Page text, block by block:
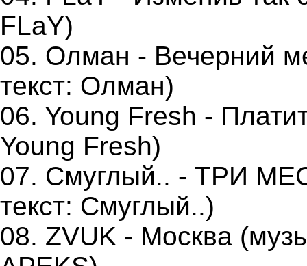
FLaY)
05. Олман - Вечерний
текст: Олман)
06. Young Fresh -
Young Fresh)
07. Смуглый.. - ТРИ
текст: Смуглый..)
08. ZVUK - Москва